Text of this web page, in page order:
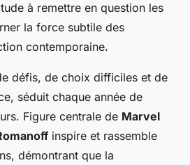
à remettre en question les
la force subtile des
contemporaine.
défis, de choix difficiles et de
séduit chaque année de
Figure centrale de Marvel
inspire et rassemble
démontrant que la